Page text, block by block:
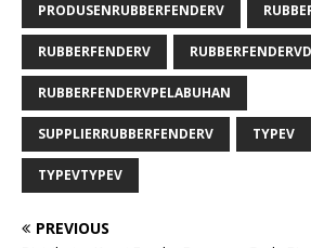
PRODUSENRUBBERFENDERV
RUBBERFENDERV
RUBBERFENDERVPELABUHAN
SUPPLIERRUBBERFENDERV TYPEV
TYPEVTYPEV
PREVIOUS